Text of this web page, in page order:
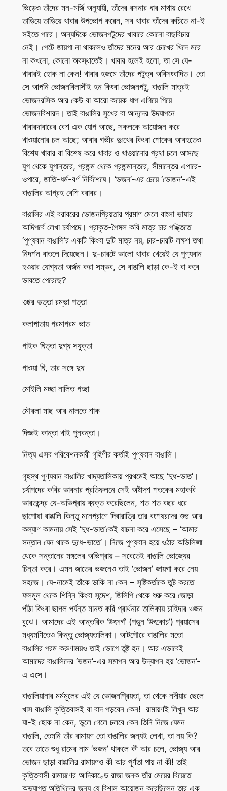
ভিড়েও তাঁদের মন-মর্জি অনুযায়ী, তাঁদের রসনার ধার মাথায় রেখে
তাড়িয়ে তাড়িয়ে খাবার উপভোগ করেন, সব খাবার তাঁদের রুচিতে না-ই
সইতে পারে। অন্যদিকে ভোজনপটুদের খাবারে কোনো বাছবিচার
নেই। পেটে জায়গা না থাকলেও তাঁদের মনের আর চোখের খিদে মরে
না কখনো, কোনো অবস্থাতেই। খাবার হলেই হলো, তা সে যে-
খাবারই হোক না কেন! খাবার হজমে তাঁদের পটুত্ব অবিসংবাদিত। তো
সে আপনি ভোজনবিলাসীই হন কিংবা ভোজনপটু, বাঙালি মাত্রই
ভোজনরসিক আর কেউ বা আরো কয়েক ধাপ এগিয়ে গিয়ে
ভোজনবিশারদ। তাই বাঙালির সুখের বা আনন্দের উদযাপনে
খাবারদাবারের বেশ এক যোগ আছে, সকলকে আয়োজন করে
খাওয়ানোর চল আছে; আবার গভীর দুঃখের কিংবা শোকের আবহতেও
বিশেষ খাবার বা বিশেষ করে খাবার ও খাওয়ানোর প্রথা চলে আসছে
যুগ থেকে যুগান্তরে, প্রজন্ম থেকে প্রজন্মান্তরে, সীমান্তের এপারে-
ওপারে, জাতি-ধর্ম-বর্ণ নির্বিশেষে। ‘ভজন’-এর চেয়ে ‘ভোজন’-এই
বাঙালির আগ্রহ বেশি বরাবর।
বাঙালির এই বরাবরের ভোজনপ্রিয়তার প্রমাণ মেলে বাংলা ভাষার
আদিপর্বে লেখা চর্যাপদে। প্রাকৃত-পৈঙ্গল কবি মাত্র চার পঙ্ক্তিতে
‘পুণ্যবান বাঙালি’র একটি কিংবা দুটি মাত্র নয়, চার-চারটি লক্ষণ তথা
নিদর্শন বাতলে দিয়েছেন। দু-চারটে ভালো খাবার খেয়েই যে পুণ্যবান
হওয়ার যোগ্যতা অর্জন করা সম্ভব, সে বাঙালি ছাড়া কে-ই বা কবে
ভাবতে পেরেছে?
ওগ্গর ভত্তা রম্ভা পত্তা
কলাপাতায় গরমাগরম ভাত
গাইক ঘিত্তা দুগ্ধ সযুক্তা
গাওয়া ঘি, তার সঙ্গে দুধ
মোইলি মচ্ছা নালিত গচ্ছা
মৌরলা মাছ আর নালতে শাক
দিজ্জই কান্তা খাই পুনবন্তা।
নিত্য এসব পরিবেশনকারী গৃহিণীর কর্তাই পুণ্যবান বাঙালি।
গৃহস্থ পুণ্যবান বাঙালির খাদ্যতালিকায় প্রথমেই আছে ‘দুধ-ভাত’।
চর্যাপদের কবির ভাবনার প্রতিফলনে সেই অষ্টাদশ শতকের মহাকবি
ভারতচন্দ্র যে-অভিপ্রায় ব্যক্ত করেছিলেন, শত শত বছর ধরে
ছাপোষা বাঙালি কিন্তু মনেপ্রাণে দিবারাত্রি তার বংশধরদের শুভ আর
কল্যাণ কামনায় সেই ‘দুধ-ভাত’কেই যাচনা করে এসেছে – ‘আমার
সন্তান যেন থাকে দুধে-ভাতে’। নিজে পুণ্যবান হয়ে ওঠার অভিলিপ্সা
থেকে সন্তানের মঙ্গলের অভিপ্রায় – সবেতেই বাঙালি ভোজ্যের
চিন্তা করে। এমন জাতের ভজনেও তাই ‘ভোজন’ জায়গা করে নেয়
সহজে। যে-নামেই তাঁকে ডাকি না কেন – সৃষ্টিকর্তাকে তুষ্ট করতে
ফলমূল থেকে শিন্নি কিংবা সন্দেশ, জিলিপি থেকে শুরু করে জোড়া
পাঁঠা কিংবা ছাগল পর্যন্ত মানত করি প্রার্থনার তালিকায় চাহিদার ওজন
বুঝে। আমাদের এই আন্তরিক ‘উৎসর্গ’ (পড়ুন ‘উৎকোচ’) প্রয়াসের
মধ্যমণিতেও কিন্তু ভোজ্যতালিকা। আটপৌরে বাঙালির মতো
বাঙালির পরম করুণাময়ও তাই ভোগে তুষ্ট হন। আর এভাবেই
আমাদের বাঙালিদের ‘ভজন’-এর সমাপন আর উদ্যাপন হয় ‘ভোজন’-
এ এসে।
বাঙালিয়ানার মর্মমূলের এই যে ভোজনপ্রিয়তা, তা থেকে নদীয়ার ছেলে
খাস বাঙালি কৃত্তিবাসই বা বাদ পড়বেন কেন! রামায়ণই লিখুন আর
যা-ই হোক না কেন, ভুলে গেলে চলবে কেন তিনি নিজে যেমন
বাঙালি, তেমনি তাঁর রামায়ণ তো বাঙালির জন্যই লেখা, তা নয় কি?
তবে তাতে শুধু রামের নাম ‘ভজন’ থাকলে কী আর চলে, ভোজ্য আর
ভোজন ছাড়া বাঙালির রামায়ণও কী আর পূর্ণতা পায় না কী! তাই
কৃত্তিবাসী রামায়ণের আদিকাণ্ডে রাজা জনক তাঁর মেয়ের বিয়েতে
অভ্যাগত অতিথিদের জন্য যে বিশাল আয়োজন করেছিলেন তার এক